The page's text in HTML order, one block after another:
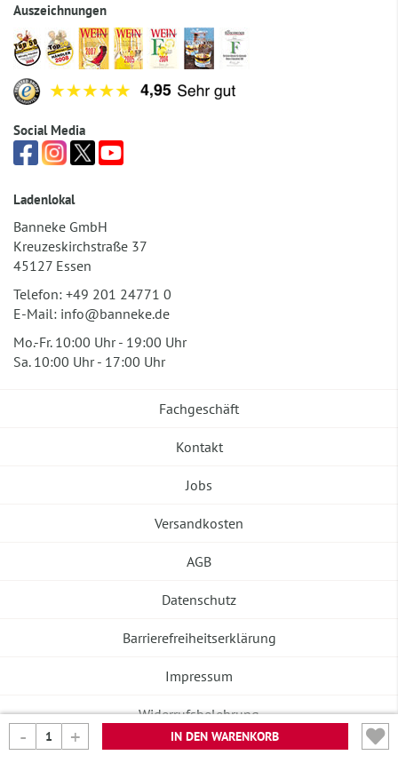
IN DEN WARENKORB
Auszeichnungen
Social Media
Ladenlokal
Banneke GmbH
Kreuzeskirchstraße 37
45127 Essen
Telefon: +49 201 24771 0
E-Mail: info@banneke.de
Mo.-Fr. 10:00 Uhr - 19:00 Uhr
Sa. 10:00 Uhr - 17:00 Uhr
Fachgeschäft
Kontakt
Jobs
Versandkosten
AGB
Datenschutz
Barrierefreiheitserklärung
Impressum
Widerrufsbelehrung
Vertrag widerrufen